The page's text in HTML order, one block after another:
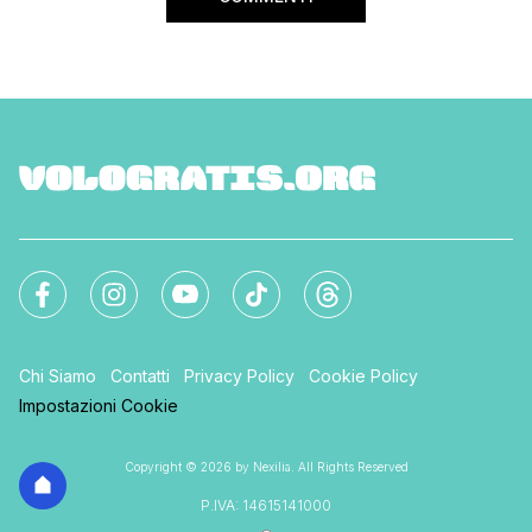
Chi Siamo Contatti Privacy Policy
Cookie Policy
Impostazioni Cookie
Copyright © 2026 by Nexilia. All Rights Reserved
P.IVA: 14615141000